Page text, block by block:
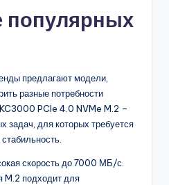
популярных
предлагают модели,
разные потребности
PCIe 4.0 NVMe M.2 –
задач, для которых требуется
скорость до 7000 МБ/с.
M.2 подходит для